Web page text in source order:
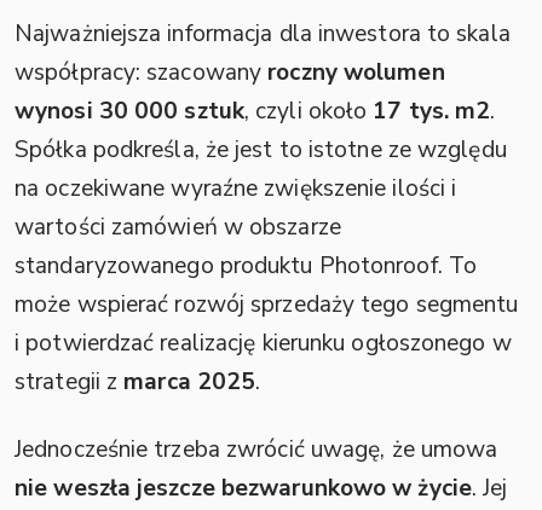
Najważniejsza informacja dla inwestora to skala
współpracy: szacowany roczny wolumen
wynosi 30 000 sztuk, czyli około 17 tys. m2.
Spółka podkreśla, że jest to istotne ze względu
na oczekiwane wyraźne zwiększenie ilości i
wartości zamówień w obszarze
standaryzowanego produktu Photonroof. To
może wspierać rozwój sprzedaży tego segmentu
i potwierdzać realizację kierunku ogłoszonego w
strategii z marca 2025.
Jednocześnie trzeba zwrócić uwagę, że umowa
nie weszła jeszcze bezwarunkowo w życie. Jej